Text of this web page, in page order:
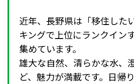
近年、長野県は「移住した
キングで上位にランクイン
集めています。
雄大な自然、清らかな水、
ど、魅力が満載です。日帰